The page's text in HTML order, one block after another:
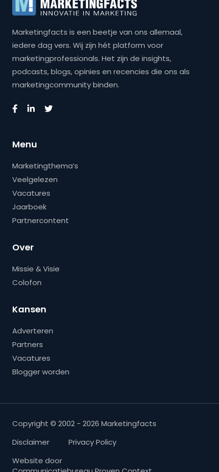
Marketingfacts is een beetje van ons allemaal,
iedere dag vers. Wij zijn hét platform voor
marketingprofessionals. Het zijn de insights,
podcasts, blogs, opinies en recencies die ons als
marketingcommunity binden.
Menu
Marketingthema’s
Veelgelezen
Vacatures
Jaarboek
Partnercontent
Over
Missie & Visie
Colofon
Kansen
Adverteren
Partners
Vacatures
Blogger worden
Copyright © 2002 - 2026 Marketingfacts
Disclaimer
Privacy Policy
Website door